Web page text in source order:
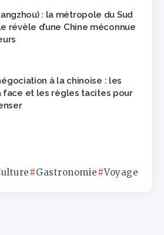
: la métropole du Sud
révèle d’une Chine méconnue
à la chinoise : les
face et les règles tacites pour
Gastronomie Voyage